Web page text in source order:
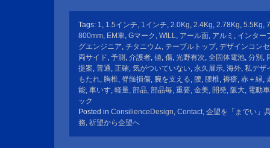
Tags: 1, 1.5インチ, 1インチ, 2.0Kg, 2.4Kg, 2.78Kg, 5.5Kg,
800mm, EM車, Gマーク , WILL, アール面, アルミ , インター
グエンジニア, チタニウム, テーブルトップ, デザインコン
両サイド, 予測 , 介護者, 値, 傷, 光野有次, 全固体電池, 分別 ,
提案, 普通, 正確, 気がついていない, 永久展示, 海外, 私デザ
もたれ, 胸椎, 脊髄損傷, 腕を支える, 腰, 腰椎, 褥瘡, 赤＋緑,
能, 車いす, 軽量, 部品, 部品毎, 重要, 金美, 開発, 阪大, 電動
ック
Posted in ConsilienceDesign, Contact, 企望を「までい」
務, 祈望から企望へ